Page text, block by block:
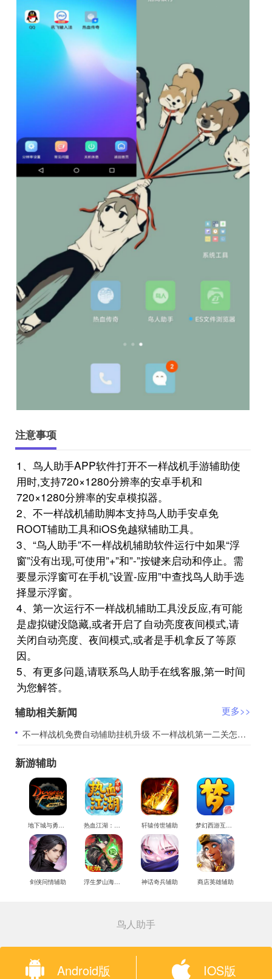
注意事项
1、鸟人助手APP软件打开不一样战机手游辅助使
用时,支持720×1280分辨率的安卓手机和
720×1280分辨率的安卓模拟器。
2、不一样战机辅助脚本支持鸟人助手安卓免
ROOT辅助工具和iOS免越狱辅助工具。
3、“鸟人助手”不一样战机辅助软件运行中如果“浮
窗”没有出现,可使用”+”和”-”按键来启动和停止。需
要显示浮窗可在手机”设置-应用”中查找鸟人助手选
择显示浮窗。
4、第一次运行不一样战机辅助工具没反应,有可能
是虚拟键没隐藏,或者开启了自动亮度夜间模式,请
关闭自动亮度、夜间模式,或者是手机拿反了等原
因。
5、有更多问题,请联系鸟人助手在线客服,第一时间
为您解答。
辅助相关新闻
更多>>
​不一样战机免费自动辅助挂机升级 不一样战机第一二关怎么通关
新游辅助
地下城与勇士M辅助 热血江湖：觉醒辅助 轩辕传世辅助 梦幻西游互通版辅助
剑侠问情辅助 浮生梦山海辅助 神话奇兵辅助 商店英雄辅助
鸟人助手
Android版 IOS版